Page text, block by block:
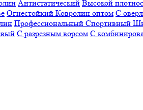
Антистатический Высокой
Огнестойкий Ковролин оптом С
Профессиональный Спортивный
С разрезным ворсом С